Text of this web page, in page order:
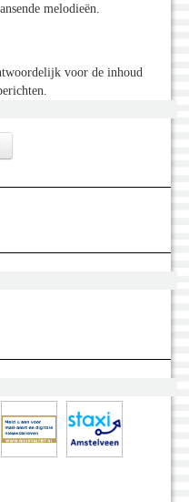
melodieën.
voor de inhoud